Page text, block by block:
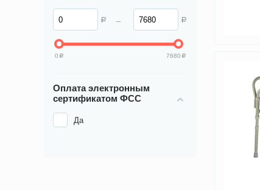
Р – Р
0 Р 7680 Р
Оплата электронным
сертификатом ФСС
Да